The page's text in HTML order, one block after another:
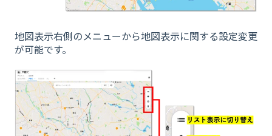
地図表示右側のメニューから地図表示に関する設定変更
が可能です。